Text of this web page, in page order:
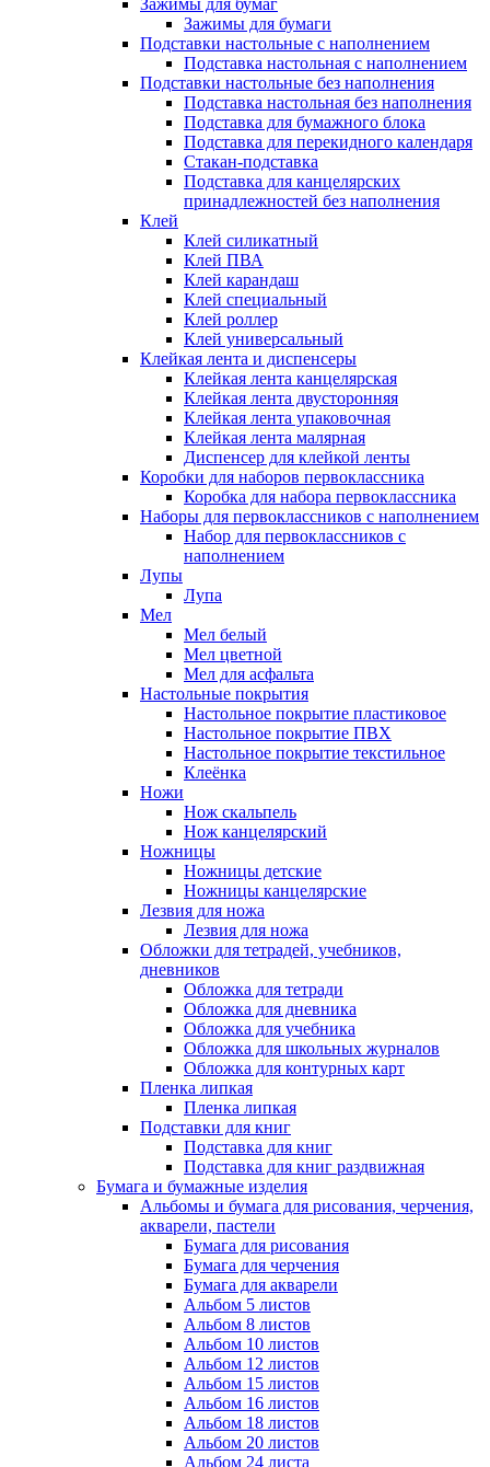
Зажимы для бумаг
Зажимы для бумаги
Подставки настольные с наполнением
Подставка настольная с наполнением
Подставки настольные без наполнения
Подставка настольная без наполнения
Подставка для бумажного блока
Подставка для перекидного календаря
Стакан-подставка
Подставка для канцелярских
принадлежностей без наполнения
Клей
Клей силикатный
Клей ПВА
Клей карандаш
Клей специальный
Клей роллер
Клей универсальный
Клейкая лента и диспенсеры
Клейкая лента канцелярская
Клейкая лента двусторонняя
Клейкая лента упаковочная
Клейкая лента малярная
Диспенсер для клейкой ленты
Коробки для наборов первоклассника
Коробка для набора первоклассника
Наборы для первоклассников с наполнением
Набор для первоклассников с
наполнением
Лупы
Лупа
Мел
Мел белый
Мел цветной
Мел для асфальта
Настольные покрытия
Настольное покрытие пластиковое
Настольное покрытие ПВХ
Настольное покрытие текстильное
Клеёнка
Ножи
Нож скальпель
Нож канцелярский
Ножницы
Ножницы детские
Ножницы канцелярские
Лезвия для ножа
Лезвия для ножа
Обложки для тетрадей, учебников,
дневников
Обложка для тетради
Обложка для дневника
Обложка для учебника
Обложка для школьных журналов
Обложка для контурных карт
Пленка липкая
Пленка липкая
Подставки для книг
Подставка для книг
Подставка для книг раздвижная
Бумага и бумажные изделия
Альбомы и бумага для рисования, черчения,
акварели, пастели
Бумага для рисования
Бумага для черчения
Бумага для акварели
Альбом 5 листов
Альбом 8 листов
Альбом 10 листов
Альбом 12 листов
Альбом 15 листов
Альбом 16 листов
Альбом 18 листов
Альбом 20 листов
Альбом 24 листа